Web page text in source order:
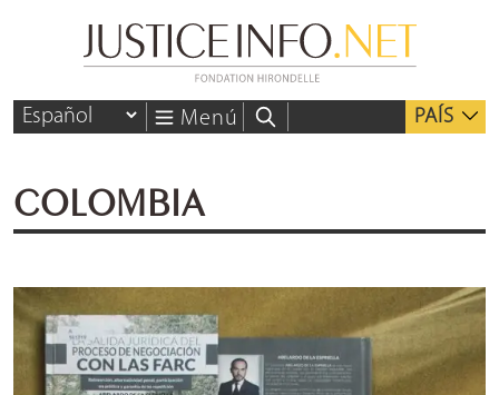
Menú PAÍS
COLOMBIA